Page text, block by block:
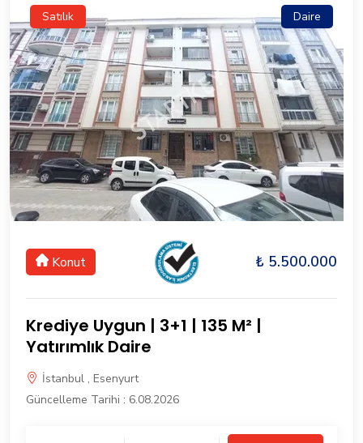
Satılık Daire
Konut ₺ 5.500.000
Krediye Uygun | 3+1 | 135 M² |
Yatırımlık Daire
İstanbul , Esenyurt
Güncelleme Tarihi : 6.08.2026